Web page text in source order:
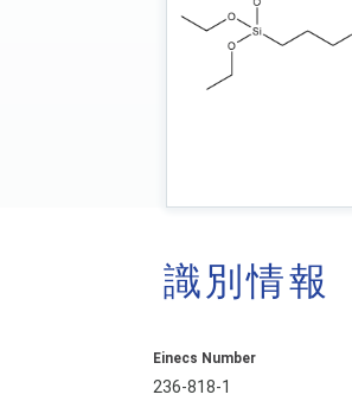
識別情報
Einecs Number
236-818-1